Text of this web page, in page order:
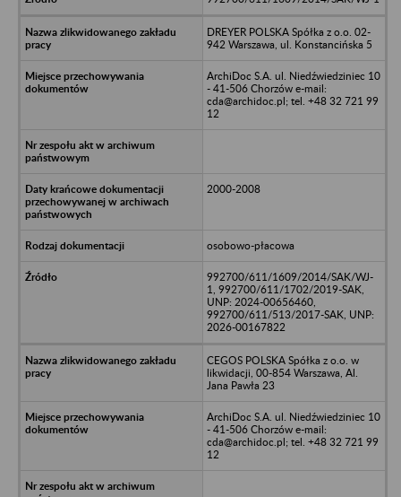
DREYER POLSKA Spółka z o.o. 02-
942 Warszawa, ul. Konstancińska 5
ArchiDoc S.A. ul. Niedźwiedziniec 10
- 41-506 Chorzów e-mail:
cda@archidoc.pl; tel. +48 32 721 99
12
2000-2008
osobowo-płacowa
992700/611/1609/2014/SAK/WJ-
1, 992700/611/1702/2019-SAK,
UNP: 2024-00656460,
992700/611/513/2017-SAK, UNP:
2026-00167822
CEGOS POLSKA Spółka z o.o. w
likwidacji, 00-854 Warszawa, Al.
Jana Pawła 23
ArchiDoc S.A. ul. Niedźwiedziniec 10
- 41-506 Chorzów e-mail:
cda@archidoc.pl; tel. +48 32 721 99
12